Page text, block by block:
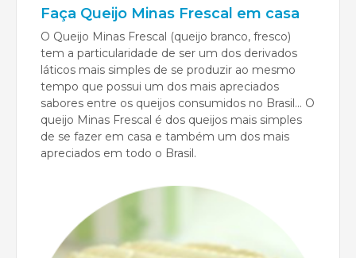
Faça Queijo Minas Frescal em casa
O Queijo Minas Frescal (queijo branco, fresco)
tem a particularidade de ser um dos derivados
láticos mais simples de se produzir ao mesmo
tempo que possui um dos mais apreciados
sabores entre os queijos consumidos no Brasil... O
queijo Minas Frescal é dos queijos mais simples
de se fazer em casa e também um dos mais
apreciados em todo o Brasil.